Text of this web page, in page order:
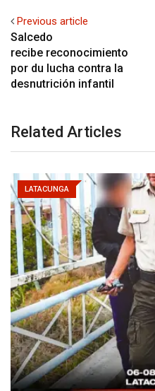
Previous article
Salcedo
recibe reconocimiento
por du lucha contra la
desnutrición infantil
Related Articles
LATACUNGA